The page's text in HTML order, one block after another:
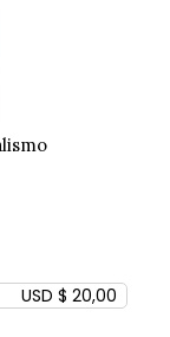
USD $ 20,00